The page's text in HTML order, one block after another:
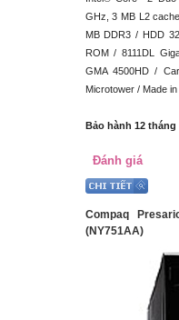
GHz, 3 MB L2
MB DDR3 / HDD
ROM / 8111DL
GMA 4500HD /
Microtower / Made in
Bảo hành 12 tháng
Đánh giá
Compaq
(NY751AA)